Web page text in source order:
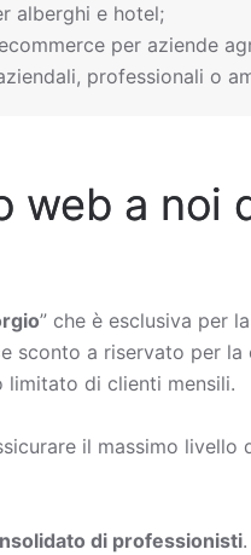
alberghi e hotel;
per aziende
professionali o
web a noi
” che è esclusiva per
sconto a riservato per
limitato di clienti mensili.
il massimo livello
di professionisti